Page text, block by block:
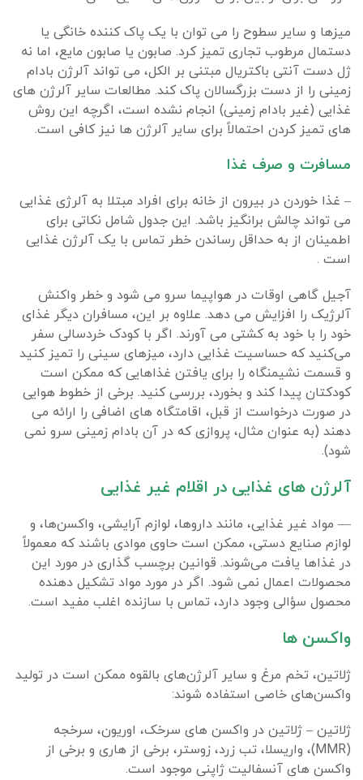
میزها و سایر سطوح را می توان با یک پاک کننده خانگی یا
دستمال مرطوب تجاری تمیز کرد. صابون یا صابون مایع، اما نه
ژل دست آنتی باکتریال مبتنی بر الکل، می تواند آلرژن بادام
زمینی را از دست بزرگسالان پاک کند. مطالعات سایر آلرژن های
غذایی (غیر بادام زمینی) انجام نشده است، اگرچه این روش
های تمیز کردن احتمالاً برای سایر آلرژن ها نیز کافی است.
مسافرت و صرف غذا
– غذا خوردن در بیرون از خانه برای افراد مبتلا به آلرژی غذایی
می تواند چالش برانگیز باشد. این جدول شامل نکاتی برای
اطمینان از به حداقل رساندن خطر تماس با یک آلرژن غذایی
است .
آجیل گاهی اوقات در هواپیما سرو می شود و خطر واکنش
آلرژیک را افزایش می دهد. علاوه بر این، مسافران دیگر غذای
خود را با خود به کشتی می آورند. اگر با کودک خردسالی سفر
می‌کنید که حساسیت غذایی دارد، میزهای سینی را تمیز کنید
و قسمت نشیمنگاه را برای یافتن غذاهایی که ممکن است
کودکتان پیدا کند و بخورد، بررسی کنید. برخی از خطوط هوایی
در صورت درخواست از قبل، اقامتگاه های اضافی را ارائه می
دهند (به عنوان مثال، پروازی که در آن بادام زمینی سرو نمی
شود).
آلرژن های غذایی در اقلام غیر غذایی
— مواد غیر غذایی، مانند داروها، لوازم آرایشی، واکسن‌ها، و
لوازم صنایع دستی، ممکن است حاوی موادی باشند که معمولاً
در غذاها یافت می‌شوند. قوانین برچسب گذاری در مورد این
محصولات اعمال نمی شود. اگر در مورد مواد تشکیل دهنده
محصول سؤالی وجود دارد، تماس با سازنده اغلب مفید است.
واکسن ها
ژلاتین، تخم مرغ و سایر آلرژن‌های بالقوه ممکن است در تولید
واکسن‌های خاصی استفاده شوند:
ژلاتین – ژلاتین در واکسن های سرخک، اوریون، سرخجه
(MMR)، واریسلا، تب زرد، زوستر، برخی از هاری و برخی از
واکسن های آنسفالیت ژاپنی موجود است.